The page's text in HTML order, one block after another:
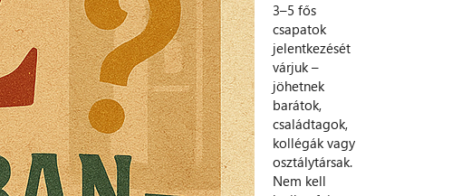
3–5 fős
csapatok
jelentkezését
várjuk –
jöhetnek
barátok,
családtagok,
kollégák vagy
osztálytársak.
Nem kell